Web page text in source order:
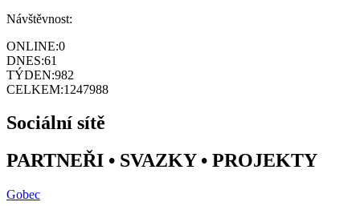
Návštěvnost:
ONLINE:0
DNES:61
TÝDEN:982
CELKEM:1247988
Sociální sítě
PARTNEŘI • SVAZKY • PROJEKTY
Gobec